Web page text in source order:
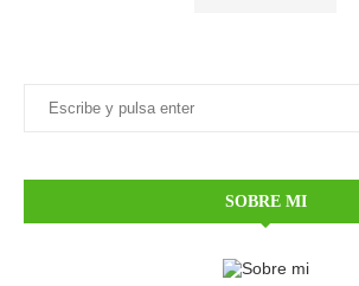
SOBRE MI